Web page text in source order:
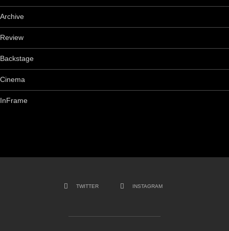
Archive
Review
Backstage
Cinema
InFrame
TWITTER INSTAGRAM